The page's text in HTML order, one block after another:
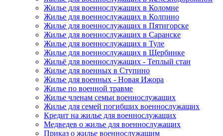
Жилье для военнослужащих в Коломне
Жилье для военнослужащих в Колпино
Жилье для военнослужащих в Пятигорске
Жилье для военнослужащих в Саранске
Жилье для военнослужащих в Туле
Жилье для военнослужащих в Щербинке
Жильё для военнослужащих - Теплый стан
Жилье для военных в Ступино
Жилье для военных - Новая Ижора
Жилье по военной травме
Жилье членам семьи военнослужащих
Жилье для семей погибших военнослужащих
Кредит на жилье для военнослужащих
Медведев о жилье для военнослужащих
Приказ о жилье военнослужащим